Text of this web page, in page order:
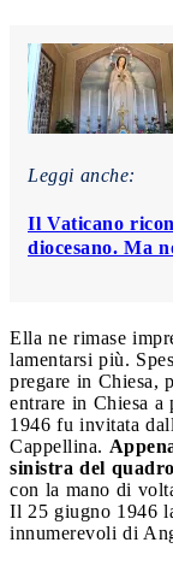
Leggi anche:
Il Vaticano
diocesano. Ma
Ella ne rimase
lamentarsi più.
pregare in Chiesa,
entrare in Chiesa a
1946 fu invitata
Cappellina.
sinistra del
con la mano di
Il 25 giugno 1946
innumerevoli di